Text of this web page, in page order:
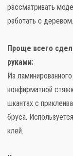
рассматривать
работать с
Проще всего
руками:
Из
конфирматной
шкантах с
бруса.
клей.